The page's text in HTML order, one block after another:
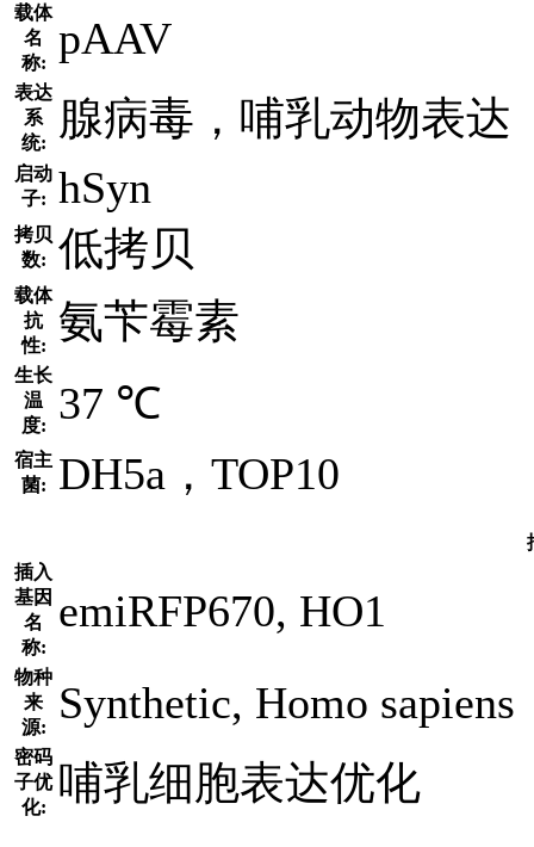
载体
名
称:
pAAV
表达
系
统:
腺病毒，哺乳动物表达
启动
子:
hSyn
拷贝
数:
低拷贝
载体
抗
性:
氨苄霉素
生长
温
度:
37 ℃
宿主
菌:
DH5a，TOP10
插入
基因
名
称:
emiRFP670, HO1
物种
来
源:
Synthetic, Homo sapiens
密码
子优
化:
哺乳细胞表达优化